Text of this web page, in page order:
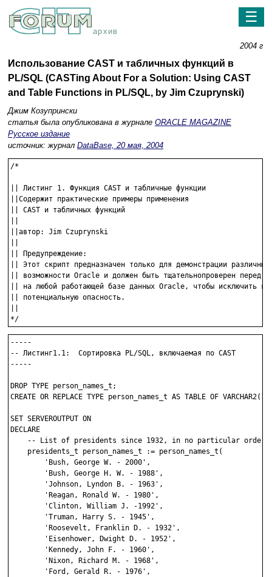
архив
☰
2004 г
Использование CAST и табличных функций в
PL/SQL (CASTing About For a Solution: Using CAST
and Table Functions in PL/SQL, by Jim Czuprynski)
Джим Козупрински
статья была опубликована в журнале ORACLE MAGAZINE
Русское издание
источник: журнал DataBase, 20 мая, 2004
/*
|| Листинг 1. Функция CAST и табличные функции
||Содержит практические примеры применения
|| CAST и табличных функций
||автор: Jim Czuprynski
|| Предупреждение:
|| Этот скрипт предназначен только для демонстрации различных
|| возможности Oracle и должен быть тщательнопроверен перед
|| на любой работающей базе данных Oracle, чтобы исключить
|| потенциальную опасность.
-----
-- Листинг1.1:  Сортировка PL/SQL, включаемая по CAST
-----
DROP TYPE person_names_t;
CREATE OR REPLACE TYPE person_names_t AS TABLE OF
SET SERVEROUTPUT ON
DECLARE
    -- List of presidents since 1932, in no particular order
    presidents_t person_names_t := person_names_t(
        'Bush, George W. - 2000',
        'Bush, George H. W. - 1988',
        'Johnson, Lyndon B. - 1963',
        'Reagan, Ronald W. - 1980',
        'Clinton, William J. -1992',
        'Truman, Harry S. - 1945',
        'Roosevelt, Franklin D. - 1932',
        'Eisenhower, Dwight D. - 1952',
        'Kennedy, John F. - 1960',
        'Nixon, Richard M. - 1968',
        'Ford, Gerald R. - 1976',